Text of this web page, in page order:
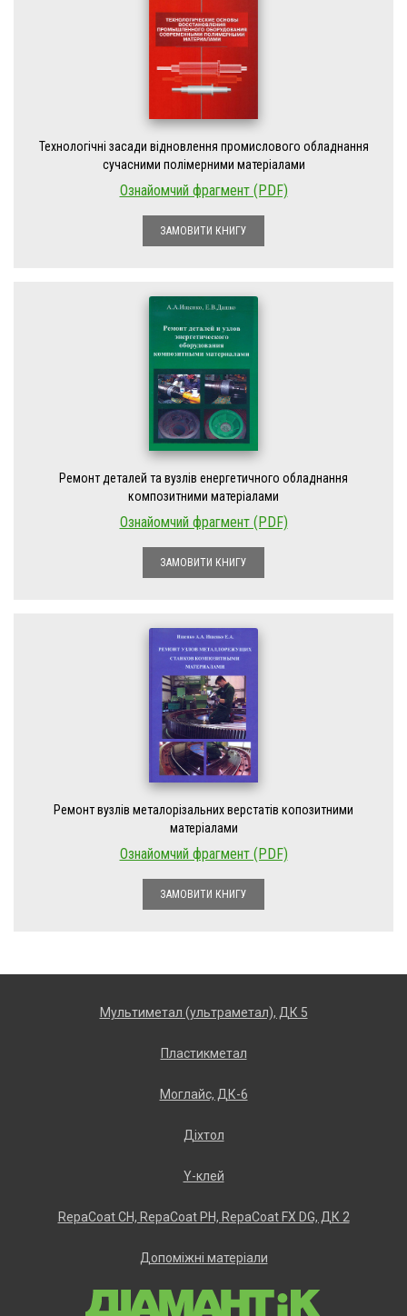
Технологічні засади відновлення промислового обладнання
сучасними полімерними матеріалами
Ознайомчий фрагмент (PDF)
ЗАМОВИТИ КНИГУ
Ремонт деталей та вузлів енергетичного обладнання
композитними матеріалами
Ознайомчий фрагмент (PDF)
ЗАМОВИТИ КНИГУ
Ремонт вузлів металорізальних верстатів копозитними
матеріалами
Ознайомчий фрагмент (PDF)
ЗАМОВИТИ КНИГУ
Мультиметал (ультраметал), ДК 5
Пластикметал
Моглайс, ДК-6
Діхтол
Y-клей
RеpаCоаt CH, RеpаCоаt РH, RеpаCоаt FХ DG, ДК 2
Допоміжні матеріали